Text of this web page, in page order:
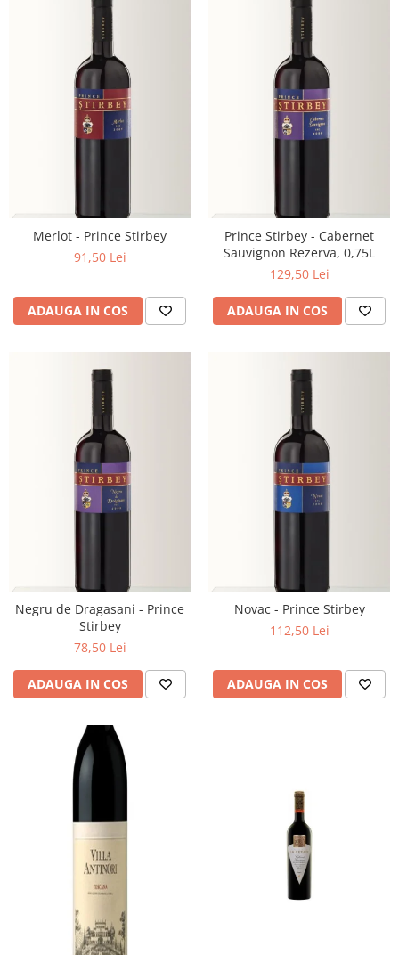
Merlot - Prince Stirbey
91,50 Lei
ADAUGA IN COS
Prince Stirbey - Cabernet
Sauvignon Rezerva, 0,75L
129,50 Lei
ADAUGA IN COS
Negru de Dragasani - Prince
Stirbey
78,50 Lei
ADAUGA IN COS
Novac - Prince Stirbey
112,50 Lei
ADAUGA IN COS